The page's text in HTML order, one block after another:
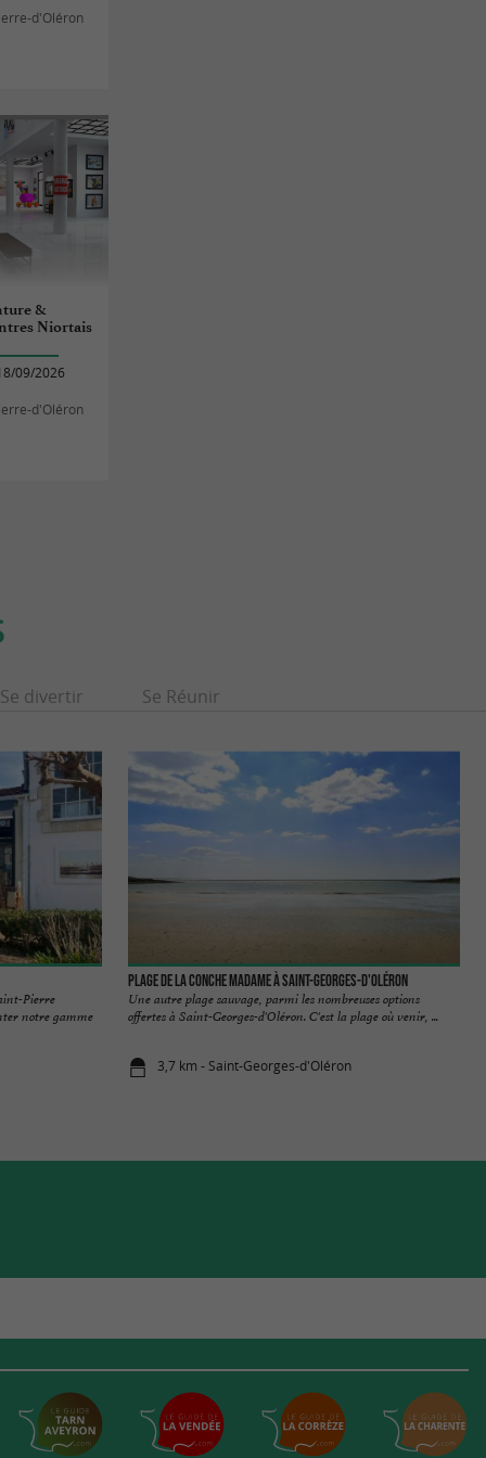
d'Oléron
&
Niortais
09/2026
d'Oléron
Se divertir Se Réunir
Pierre
notre gamme
Plage de la Conche Madame à Saint-Georges-D'oléron
Une autre plage sauvage, parmi les nombreuses options
offertes à Saint-Georges-d'Oléron. C'est la plage où venir, ...
3,7 km - Saint-Georges-d'Oléron